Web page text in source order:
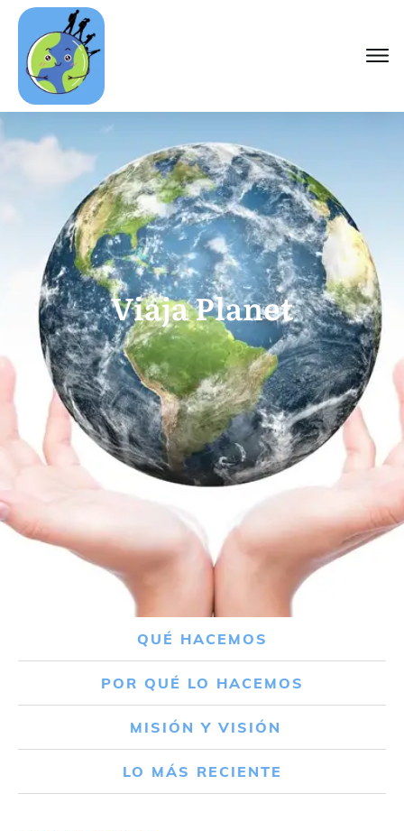
Viaja Planet
QUÉ HACEMOS
POR QUÉ LO HACEMOS
MISIÓN Y VISIÓN
LO MÁS RECIENTE